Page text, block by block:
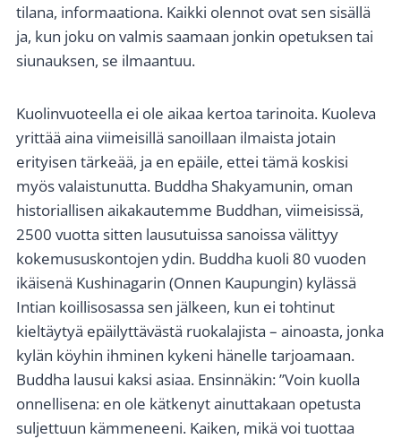
tilana, informaationa. Kaikki olennot ovat sen sisällä
ja, kun joku on valmis saamaan jonkin opetuksen tai
siunauksen, se ilmaantuu.
Kuolinvuoteella ei ole aikaa kertoa tarinoita. Kuoleva
yrittää aina viimeisillä sanoillaan ilmaista jotain
erityisen tärkeää, ja en epäile, ettei tämä koskisi
myös valaistunutta. Buddha Shakyamunin, oman
historiallisen aikakautemme Buddhan, viimeisissä,
2500 vuotta sitten lausutuissa sanoissa välittyy
kokemususkontojen ydin. Buddha kuoli 80 vuoden
ikäisenä Kushinagarin (Onnen Kaupungin) kylässä
Intian koillisosassa sen jälkeen, kun ei tohtinut
kieltäytyä epäilyttävästä ruokalajista – ainoasta, jonka
kylän köyhin ihminen kykeni hänelle tarjoamaan.
Buddha lausui kaksi asiaa. Ensinnäkin: ”Voin kuolla
onnellisena: en ole kätkenyt ainuttakaan opetusta
suljettuun kämmeneeni. Kaiken, mikä voi tuottaa